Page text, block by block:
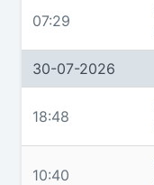
07:29
30-07-2026
18:48
10:40